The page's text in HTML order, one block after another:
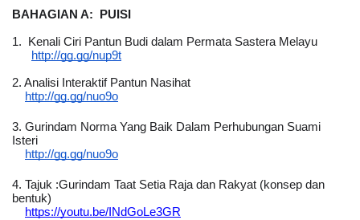
BAHAGIAN A:  PUISI
1.
Kenali Ciri Pantun Budi dalam Permata Sastera Melayu
http://gg.gg/nup9t
2. Analisi Interaktif Pantun Nasihat
http://gg.gg/nuo9o
3. Gurindam Norma Yang Baik Dalam Perhubungan Suami
Isteri
http://gg.gg/nuo9o
4. Tajuk :Gurindam Taat Setia Raja dan Rakyat (konsep dan
bentuk)
https://youtu.be/INdGoLe3GR